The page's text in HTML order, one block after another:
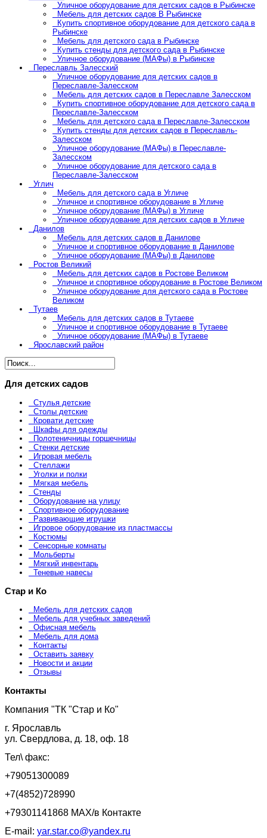
Уличное оборудование для детских садов в Рыбинске
Мебель для детских садов В Рыбинске
Купить спортивное оборудование для детского сада в
Рыбинске
Мебель для детского сада в Рыбинске
Купить стенды для детского сада в Рыбинске
Уличное оборудование (МАФы) в Рыбинске
Переславль Залесский
Уличное оборудование для детских садов в
Переславле-Залесском
Мебель для детских садов в Переславле Залесском
Купить спортивное оборудование для детского сада в
Переславле-Залесском
Мебель для детского сада в Переславле-Залесском
Купить стенды для детских садов в Переславль-
Залесском
Уличное оборудование (МАФы) в Переславле-
Залесском
Уличное оборудование для детского сада в
Переславле-Залесском
Углич
Мебель для детского сада в Угличе
Уличное и спортивное оборудование в Угличе
Уличное оборудование (МАФы) в Угличе
Уличное оборудование для детских садов в Угличе
Данилов
Мебель для детских садов в Данилове
Уличное и спортивное оборудование в Данилове
Уличное оборудование (МАФы) в Данилове
Ростов Великий
Мебель для детских садов в Ростове Великом
Уличное и спортивное оборудование в Ростове Великом
Уличное оборудование для детского сада в Ростове
Великом
Тутаев
Мебель для детских садов в Тутаеве
Уличное и спортивное оборудование в Тутаеве
Уличное оборудование (МАФы) в Тутаеве
Ярославский район
Для детских садов
Стулья детские
Столы детские
Кровати детские
Шкафы для одежды
Полотеничницы горшечницы
Стенки детские
Игровая мебель
Стеллажи
Уголки и полки
Мягкая мебель
Стенды
Оборудование на улицу
Спортивное оборудование
Развивающие игрушки
Игровое оборудование из пластмассы
Костюмы
Сенсорные комнаты
Мольберты
Мягкий инвентарь
Теневые навесы
Стар и Ко
Мебель для детских садов
Мебель для учебных заведений
Офисная мебель
Мебель для дома
Контакты
Оставить заявку
Новости и акции
Отзывы
Контакты
Компания "ТК "Стар и Ко"
г. Ярославль
ул. Свердлова, д. 18, оф. 18
Тел\ факс:
+79051300089
+7(4852)728990
+79301141868 MAX/в Контакте
E-mail: yar.star.co@yandex.ru